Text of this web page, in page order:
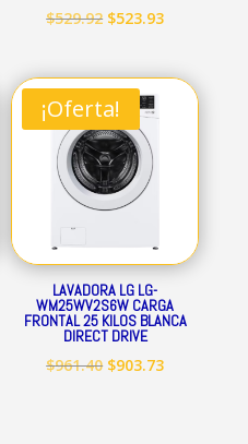
$529.92 El
original
era:
$529.92.
$523.93El
actual
¡Oferta!
LAVADORA LG LG-
WM25WV2S6W CARGA
FRONTAL 25 KILOS BLANCA
DIRECT DRIVE
$961.40 El
$903.73El